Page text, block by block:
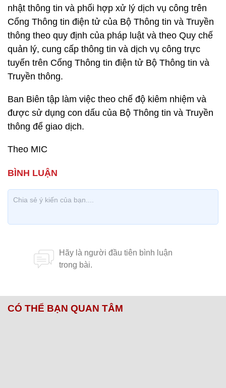
nhật thông tin và phối hợp xử lý dịch vụ công trên
Cổng Thông tin điện tử của Bộ Thông tin và Truyền
thông theo quy định của pháp luật và theo Quy chế
quản lý, cung cấp thông tin và dịch vụ công trực
tuyến trên Cổng Thông tin điện tử Bộ Thông tin và
Truyền thông.
Ban Biên tập làm việc theo chế độ kiêm nhiệm và
được sử dụng con dấu của Bộ Thông tin và Truyền
thông để giao dịch.
Theo MIC
CÓ THỂ BẠN QUAN TÂM